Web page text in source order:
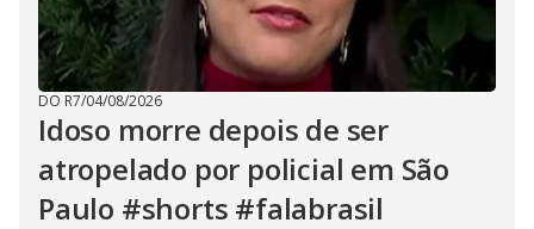
DO R7/04/08/2026
Idoso morre depois de ser
atropelado por policial em São
Paulo #shorts #falabrasil